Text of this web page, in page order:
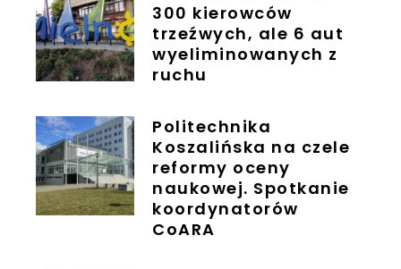
300 kierowców
trzeźwych, ale 6 aut
wyeliminowanych z
ruchu
Politechnika
Koszalińska na czele
reformy oceny
naukowej. Spotkanie
koordynatorów
CoARA